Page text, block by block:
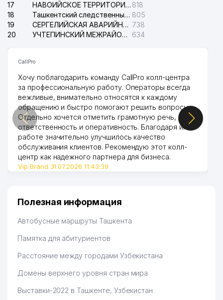
17
НАВОИЙСКОЕ ТЕРРИТОРИАЛЬНОЕ ПРЕДПРИЯТИЕ ЭЛЕКТРОСЕТИ АО 818
18
Ташкентский следственный изолятор 805
19
СЕРГЕЛИЙСКАЯ АВАРИЙНАЯ СЛУЖБА ЭЛЕКТРОСЕТИ 738
20
УЧТЕПИНСКИЙ МЕЖРАЙОННЫЙ СУД ПО ГРАЖДАНСКИМ ДЕЛАМ 634
CallPro
Хочу поблагодарить команду CallPro колл-центра
за профессиональную работу. Операторы всегда
вежливые, внимательно относятся к каждому
обращению и быстро помогают решить вопросы.
Отдельно хочется отметить грамотную речь,
ответственность и оперативность. Благодаря их
работе значительно улучшилось качество
обслуживания клиентов. Рекомендую этот колл-
центр как надежного партнера для бизнеса.
Vip Brand 31.07.2026 11:43:39
Полезная информация
Автобусные маршруты Ташкента
Памятка для абитуриентов
Расстояние между городами Узбекистана
Домены верхнего уровня стран мира
Выставки-2022 в Ташкенте, Узбекистан